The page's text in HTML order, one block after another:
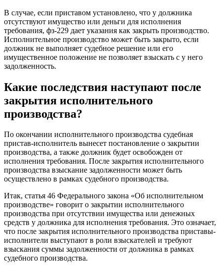
В случае, если приставом установлено, что у должника
отсутствуют имущество или деньги для исполнения
требования, фз-229 дает указания как закрыть производство.
Исполнительное производство может быть закрыто, если
должник не выполняет судебное решение или его
имущественное положение не позволяет взыскать с у него
задолженность.
Какие последствия наступают после
закрытия исполнительного
производства?
По окончании исполнительного производства судебная
пристав-исполнитель вынесет постановление о закрытии
производства, а также должник будет освобожден от
исполнения требования. После закрытия исполнительного
производства взыскание задолженности может быть
осуществлено в рамках судебного производства.
Итак, статья 46 Федерального закона «Об исполнительном
производстве» говорит о закрытии исполнительного
производства при отсутствии имущества или денежных
средств у должника для исполнения требования. Это означает,
что после закрытия исполнительного производства приставы-
исполнители выступают в роли взыскателей и требуют
взыскания суммы задолженности от должника в рамках
судебного производства.